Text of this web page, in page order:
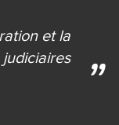
et la